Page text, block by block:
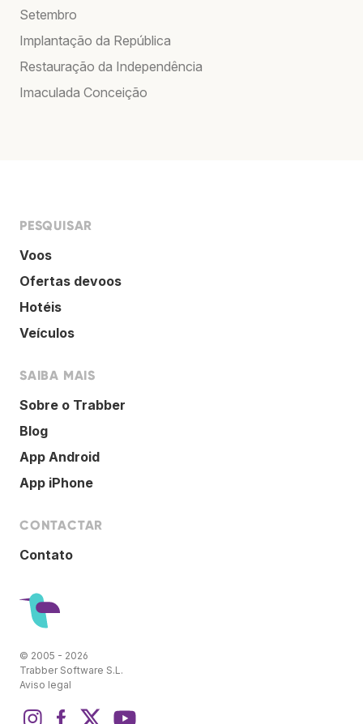
Setembro
Implantação da República
Restauração da Independência
Imaculada Conceição
PESQUISAR
Voos
Ofertas devoos
Hotéis
Veículos
SAIBA MAIS
Sobre o Trabber
Blog
App Android
App iPhone
CONTACTAR
Contato
© 2005 - 2026
Trabber Software S.L.
Aviso legal